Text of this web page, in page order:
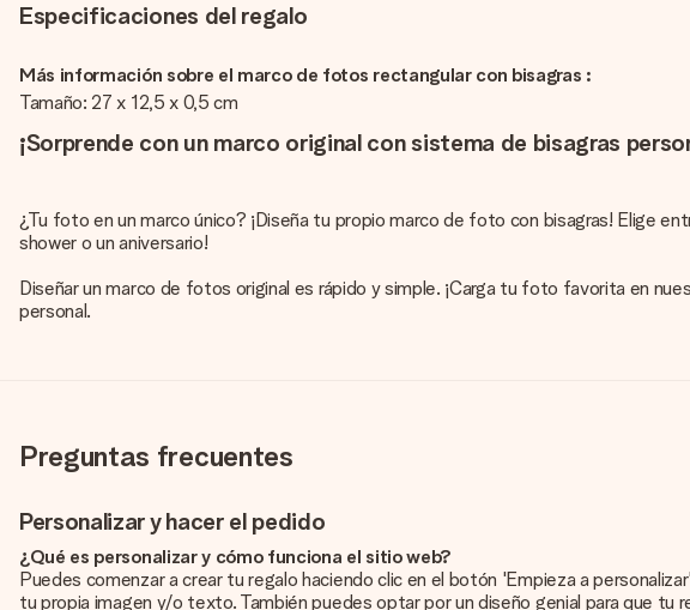
Especificaciones del regalo
Más información sobre el marco de fotos rectangular con bisagras :
Tamaño: 27 x 12,5 x 0,5 cm
¡Sorprende con un marco original con sistema de bisagras
¿Tu foto en un marco único? ¡Diseña tu propio marco de foto con bisagras! Elige
shower o un aniversario!
Diseñar un marco de fotos original es rápido y simple. ¡Carga tu foto favorita en
personal.
Preguntas frecuentes
Personalizar y hacer el pedido
¿Qué es personalizar y cómo funciona el sitio web?
Puedes comenzar a crear tu regalo haciendo clic en el botón 'Empieza a
tu propia imagen y/o texto. También puedes optar por un diseño genial para que tu